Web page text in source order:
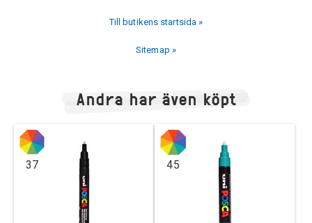
Till butikens startsida »
Sitemap »
Andra har även köpt
37 45